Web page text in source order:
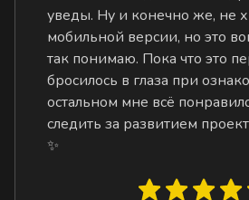
уведы. Ну и конечно же, не
мобильной версии, но это
так понимаю. Пока что это
бросилось в глаза при
остальном мне всё
следить за развитием
✨